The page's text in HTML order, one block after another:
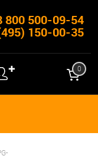
800 500-09-54
150-00-35
✚ 0